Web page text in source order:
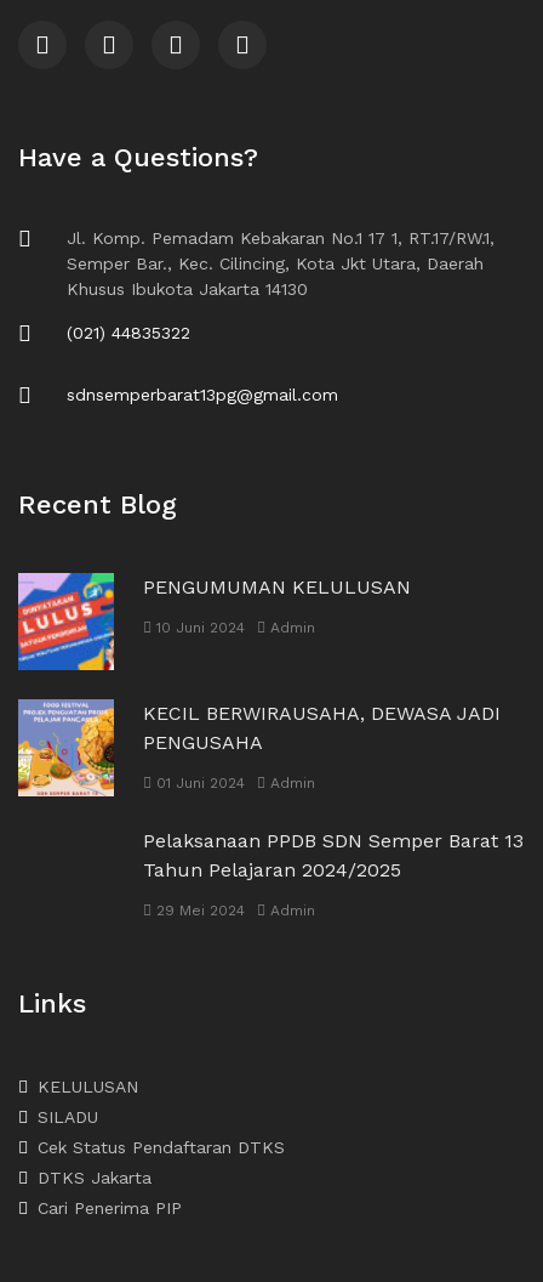
Have a Questions?
Jl. Komp. Pemadam Kebakaran No.1 17 1, RT.17/RW.1,
Semper Bar., Kec. Cilincing, Kota Jkt Utara, Daerah
Khusus Ibukota Jakarta 14130
(021) 44835322
sdnsemperbarat13pg@gmail.com
Recent Blog
PENGUMUMAN KELULUSAN
10 Juni 2024 Admin
KECIL BERWIRAUSAHA, DEWASA JADI
PENGUSAHA
01 Juni 2024 Admin
Pelaksanaan PPDB SDN Semper Barat 13
Tahun Pelajaran 2024/2025
29 Mei 2024 Admin
Links
KELULUSAN
SILADU
Cek Status Pendaftaran DTKS
DTKS Jakarta
Cari Penerima PIP